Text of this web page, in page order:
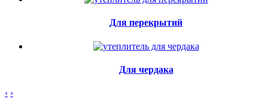
Для перекрытий
Для чердака
‹ ›